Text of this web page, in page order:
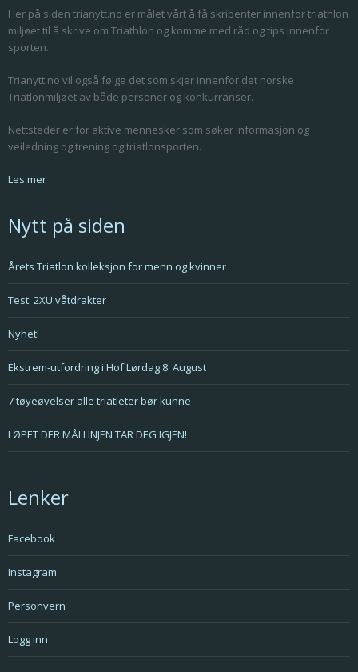
Her på siden trianytt.no er målet vårt å få skribenter innenfor triathlon
miljøet til å skrive om Triathlon og komme med råd og tips innenfor
sporten.
Trianytt.no vil også følge det som skjer innenfor det norske
Triatlonmiljøet av både personer og konkurranser.
Nettsteder er for aktive mennesker som søker informasjon og
veiledning og trening og triatlonsporten.
Les mer
Nytt på siden
Årets Triatlon kolleksjon for menn og kvinner
Test: 2XU våtdrakter
Nyhet!
Ekstrem-utfordring i Hof Lørdag 8. August
7 tøyeøvelser alle triatleter bør kunne
LØPET DER MÅLLINJEN TAR DEG IGJEN!
Lenker
Facebook
Instagram
Personvern
Logg inn